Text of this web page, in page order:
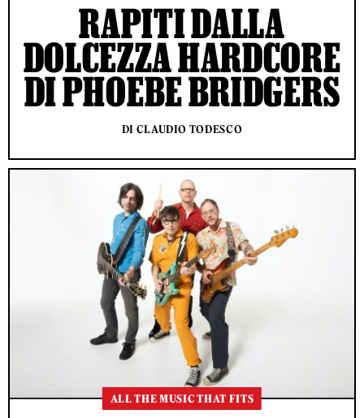
RAPITI DALLA
DOLCEZZA HARDCORE
DI PHOEBE BRIDGERS
DI CLAUDIO TODESCO
ALL THE MUSIC THAT FITS